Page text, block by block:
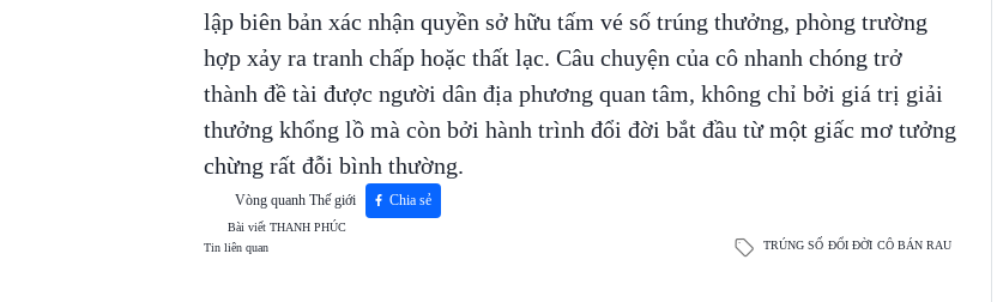
lập biên bản xác nhận quyền sở hữu tấm vé số trúng thưởng, phòng trường
hợp xảy ra tranh chấp hoặc thất lạc. Câu chuyện của cô nhanh chóng trở
thành đề tài được người dân địa phương quan tâm, không chỉ bởi giá trị giải
thưởng khổng lồ mà còn bởi hành trình đổi đời bắt đầu từ một giấc mơ tưởng
chừng rất đỗi bình thường.
Vòng quanh Thế giới Chia sẻ
Bài viết THANH PHÚC
Tin liên quan
TRÚNG SỐ ĐỔI ĐỜI CÔ BÁN RAU